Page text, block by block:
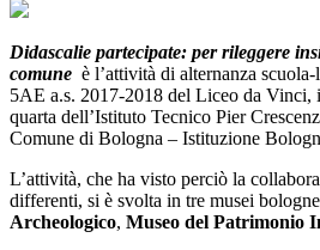
Didascalie partecipate: per rileggere
comune è l’attività di alternanza
5AE a.s. 2017-2018 del Liceo da Vinci,
quarta dell’Istituto Tecnico Pier
Comune di Bologna – Istituzione
L’attività, che ha visto perciò la
differenti, si è svolta in tre musei
Archeologico, Museo del Patrimonio